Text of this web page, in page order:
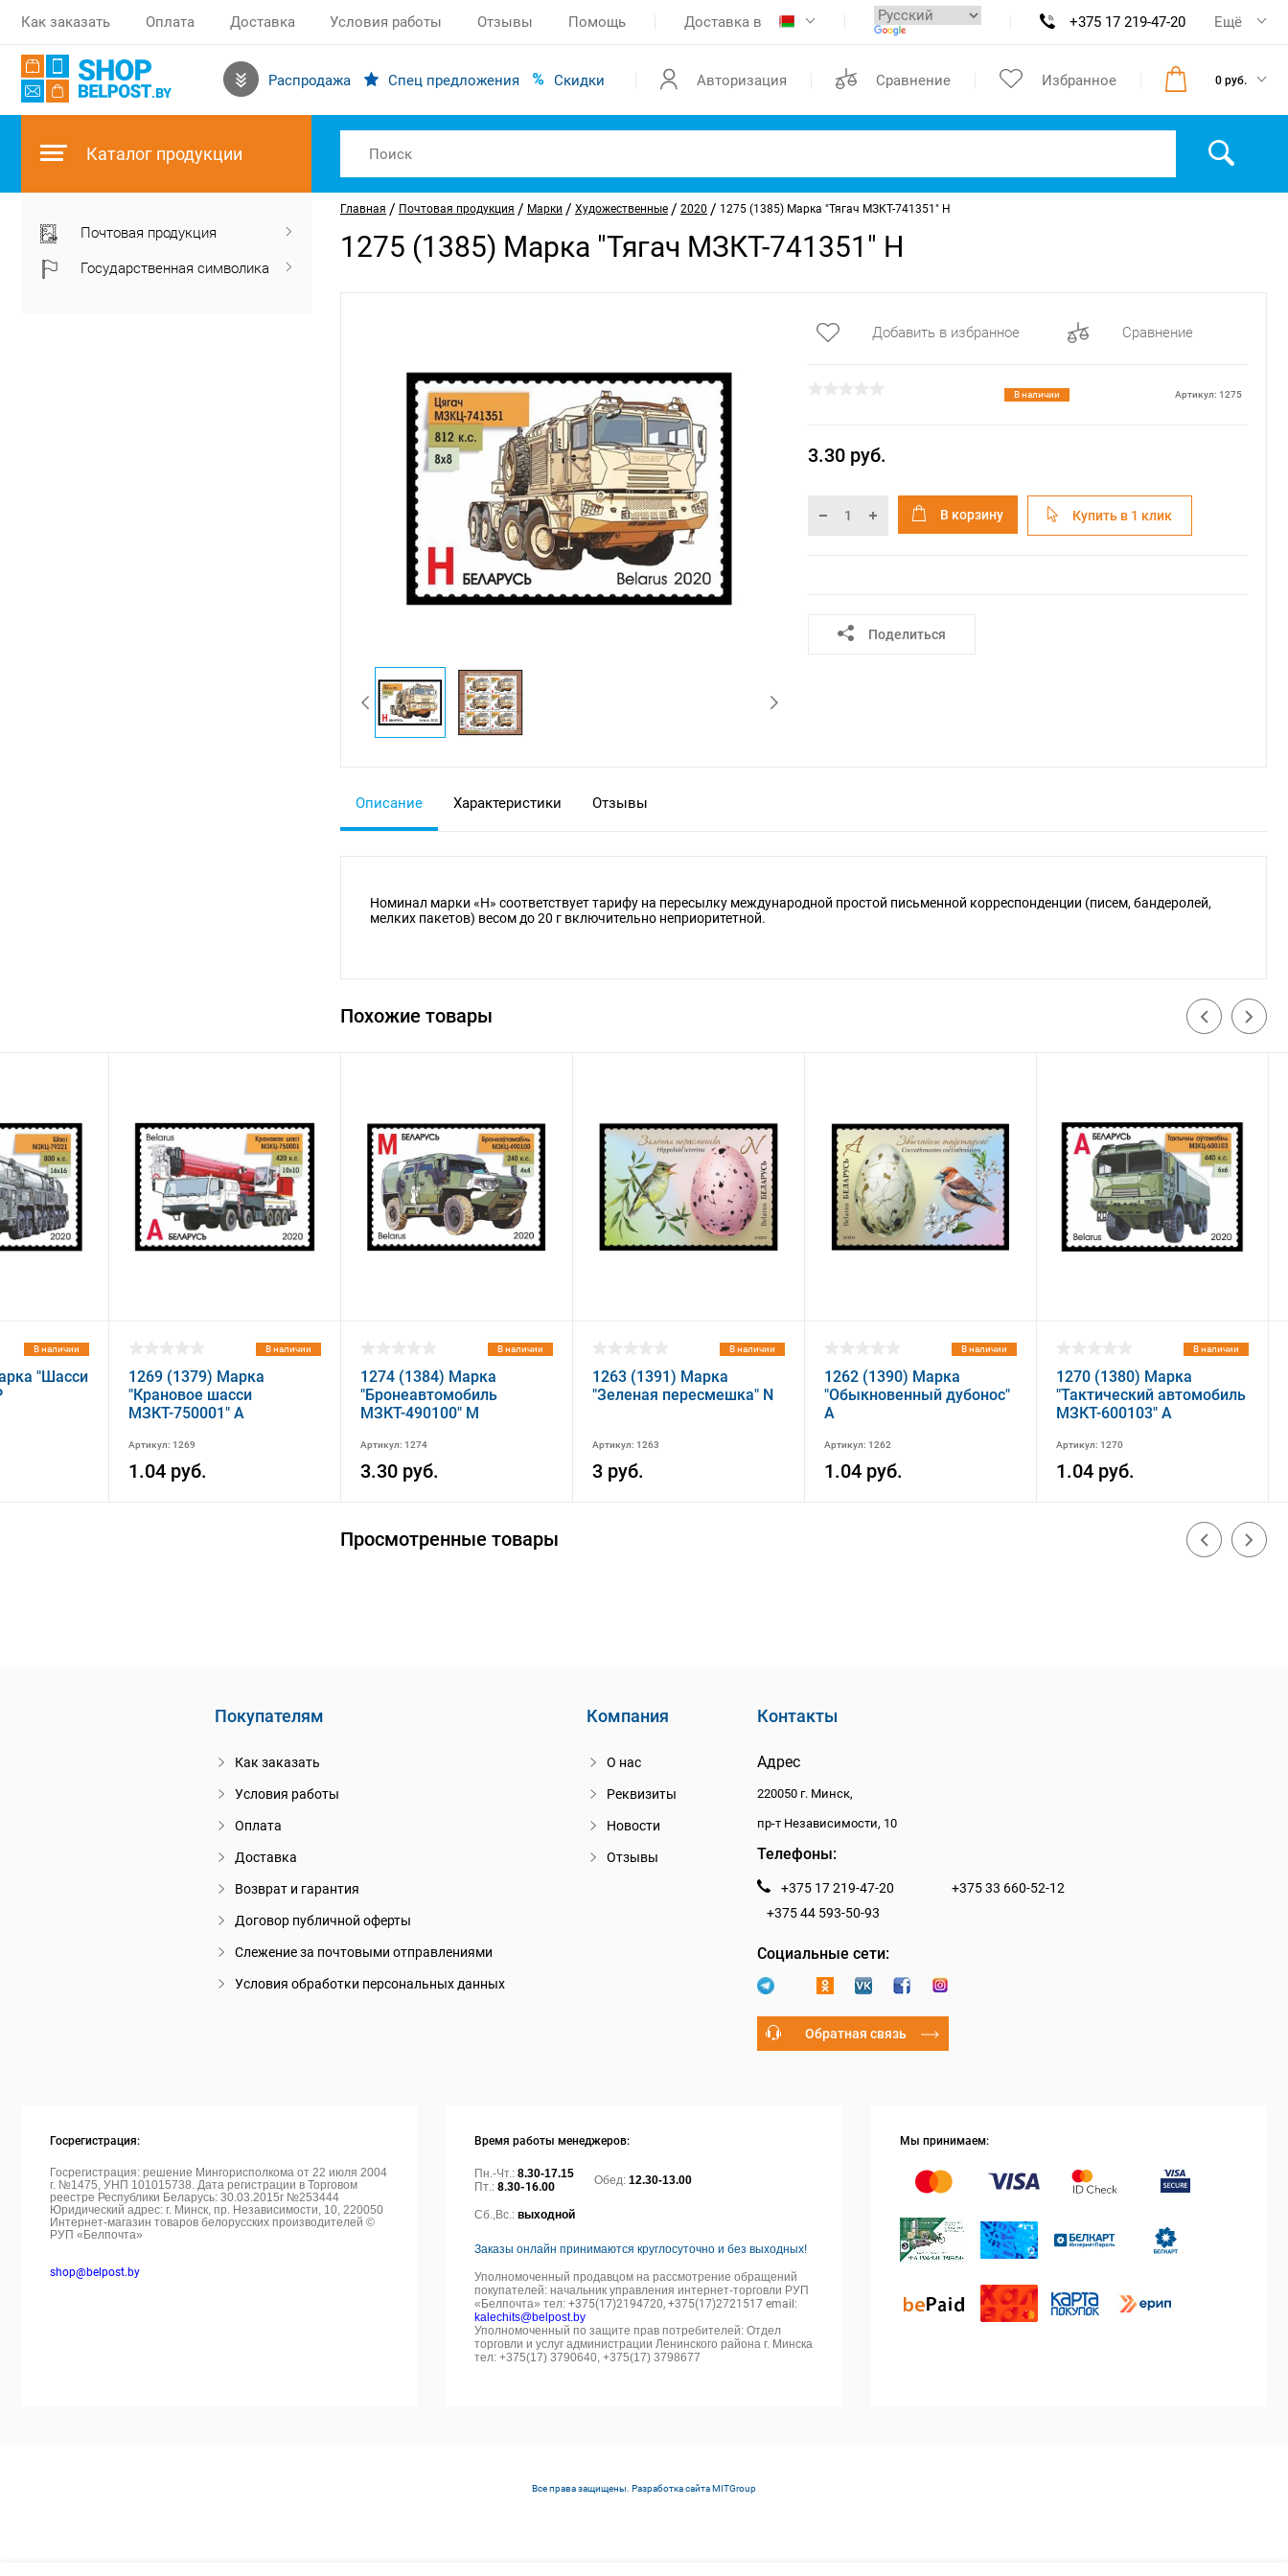
Как заказать Оплата Доставка Условия работы Отзывы Помощь Доставка в +375 17 219-47-20 Ещё
Распродажа Спец предложения Скидки Авторизация Сравнение Избранное 0 руб.
Каталог продукции
Почтовая продукция
Государственная символика
Главная / Почтовая продукция / Марки / Художественные / 2020 / 1275 (1385) Марка "Тягач МЗКТ-741351" H
1275 (1385) Марка "Тягач МЗКТ-741351" H
Добавить в избранное Сравнение
В наличии Артикул: 1275
3.30 руб.
В корзину Купить в 1 клик
Поделиться
Описание Характеристики Отзывы
Номинал марки «Н» соответствует тарифу на пересылку международной простой письменной корреспонденции (писем, бандеролей,
мелких пакетов) весом до 20 г включительно неприоритетной.
Похожие товары
В наличии
"Шасси
В наличии
1269 (1379) Марка
"Крановое шасси
МЗКТ-750001" A
Артикул: 1269
1.04 руб.
В наличии
1274 (1384) Марка
"Бронеавтомобиль
МЗКТ-490100" M
Артикул: 1274
3.30 руб.
В наличии
1263 (1391) Марка
"Зеленая пересмешка" N
Артикул: 1263
3 руб.
В наличии
1262 (1390) Марка
"Обыкновенный дубонос"
A
Артикул: 1262
1.04 руб.
В наличии
1270 (1380) Марка
"Тактический автомобиль
МЗКТ-600103" A
Артикул: 1270
1.04 руб.
Просмотренные товары
Покупателям
Как заказать
Условия работы
Оплата
Доставка
Возврат и гарантия
Договор публичной оферты
Слежение за почтовыми отправлениями
Условия обработки персональных данных
Компания
О нас
Реквизиты
Новости
Отзывы
Контакты
Адрес
220050 г. Минск,
пр-т Независимости, 10
Телефоны:
+375 17 219-47-20
+375 33 660-52-12
+375 44 593-50-93
Социальные сети:
Обратная связь
Госрегистрация:
Госрегистрация: решение Мингорисполкома от 22 июля 2004
г. №1475, УНП 101015738. Дата регистрации в Торговом
реестре Республики Беларусь: 30.03.2015г №253444
Юридический адрес: г. Минск, пр. Независимости, 10, 220050
Интернет-магазин товаров белорусских производителей ©
РУП «Белпочта»
shop@belpost.by
Время работы менеджеров:
Пн.-Чт.:8.30-17.15
Пт.:8.30-16.00 Обед:12.30-13.00
Сб.,Вс.:выходной
Заказы онлайн принимаются круглосуточно и без выходных!
Уполномоченный продавцом на рассмотрение обращений
покупателей: начальник управления интернет-торговли РУП
«Белпочта» тел:+375(17)2194720, +375(17)2721517 email:
kalechits@belpost.by
Уполномоченный по защите прав потребителей: Отдел
торговли и услуг администрации Ленинского района г. Минска
тел: +375(17) 3790640, +375(17) 3798677
Мы принимаем:
Все права защищены. Разработка сайтаMITGroup